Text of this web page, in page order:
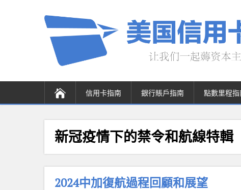
信用卡指南 銀行賬戶指南 點數里程
新冠疫情下的禁令和航線特輯
2024中加復航過程回顧和展望